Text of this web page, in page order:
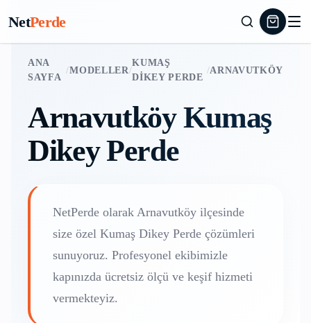
NetPerde
ANA
SAYFA
/MODELLER/
KUMAŞ
DIKEY PERDE
/ARNAVUTKÖY
Arnavutköy Kumaş
Dikey Perde
NetPerde olarak Arnavutköy ilçesinde
size özel Kumaş Dikey Perde çözümleri
sunuyoruz. Profesyonel ekibimizle
kapınızda ücretsiz ölçü ve keşif hizmeti
vermekteyiz.